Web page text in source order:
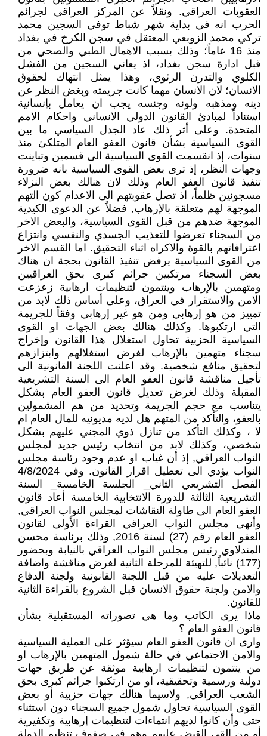
العقوبات العراقي. ونقلاً عن المركز العراقي لجرائم
الحرب انه في بداية شهر شباط توفي السجين محمد
تركي محمد الزوبعي المعتقل في سجن الكرخ في بغداد
منذ 16 عاماً؛ وذلك بسبب الاهمال الطبي والصحي من
قبل ادارة سجن بغداد، اذ يعاني السجين من الفشل
الكلوي والتدرن الرئوي، وهذا يمثل انتهاك لحقوق
الانسان؛ لان الانسان مهما كانت جريمته وبغض النظر عن
دينه ومذهبه ولونه وجنسه يجب ان يعامل بإنسانية
استناداً لمبادئ القانون الدولي الانساني واحكام الامم
المتحدة. وعلى أثر ذلك عاد الجدل السياسي ما بين
القوى السياسية بشأن قانون العفو العام المتلكئ منذ
سنوات، إذ انقسمت القوى السياسية الى قسمين وتباينت
وجهات النظر، إذ ترى بعض القوى السياسية بانه ضرورة
تنفيذ قانون العفو العام وذلك لان هنالك بعض النزلاء
مسجونين ظلماً، اذ تصل عقوبتهم الى الاعدام كون التهم
الموجهة لهم متعلقة بالإرهاب, فضلاً عن الدعوى الكيدية
الموجهة ضدهم من قبل القوى السياسية، والبعض الاخر
من السجناء تعرضوا للتعذيب الجسدي والنفسي وانتزاع
اعترافاتهم بالقوة والاكراه اثناء التحقيق. اما القسم الاخر
من القوى السياسية يرفض تنفيذ القانون بحجة ان هناك
بعض السجناء مرتكبين جرائم كبرى بحق العراقيين
ومتهمين بالإرهاب وينتمون لتنظيمات ارهابية زعزعت
الامن والاستقرار في العراق، وعلى أساس ذلك لابد من
تمييز من هو إرهابي ومن هو غير إرهابي وفقاً للجريمة
التي ارتكبوها. وكذلك هنالك بعض الجهات او القوى
السياسية الحزبية تحاول استغلال هذا القانون وإخراج
سجناء متهمين بالإرهاب لغرض استغلالهم وابتزازهم
لتحقيق منافع شخصية. وقد اعلنت اللجنة القانونية الى
تأجيل مناقشة قانون العفو العام الى السنة التشريعية
المقبلة وذلك لغرض تعديل قانون العفو العام بشكل
يتناسب مع حجم الجريمة وتحديد من هم المشمولين
بالعفو، والتأكد من المتهم هل لديه مديونيه للمال العام ام
لا ، وكذلك التأكد من تنازل ذوي المجني عليهم بشكل
شخصي، وكذلك لابد من انتخاب رئيس جديد لمجلس
النواب العراقي, إذ أن غياب او عدم وجود رئاسة مجلس
النواب يؤدي الى تعطيل اقرار القانون. وفي 4/8/2024
الفصل التشريعي الثاني_ الجلسة الخامسة_ السنة
التشريعية الثالثة للدورة الانتخابية الخامسة أعاد قانون
العفو العام الى طاولة النقاشات لمجلس النواب العراقي,
وأنهى مجلس النواب العراقي القراءة الأولى لقانون
العفو العام رقم (27) لسنة 2016, وذلك برئاسة محسن
المندلاوي رئيس مجلس النواب العراقي بالنيابة وبحضور
(177) نائباً, للتهيئة للمرحلة الثانية لغرض مناقشة واضافة
التعديلات عليه من قبل اللجنة القانونية ولجنة الدفاع
والامن ولجنة حقوق الانسان قبل الشروع بالقراءة الثانية
للقانون.
ماذا يرى الكاتب وما هي تصوراته المستقبلية بشأن
قانون العفو العام ؟
وارى ان قانون العفو العام سيؤثر على العملية السياسية
والامن الاجتماعي في حالة شمول المتهمين بالإرهاب او
من ينتمون لتنظيمات ارهابية موثقة عن طريق جهات
دولية ورسمية وتحقيقية، او من ارتكبوا جرائم كبرى بحق
الشعب العراقي, ولاسيما هنالك جهات حزبية أو بعض
القوى السياسية تحاول شمول جميع السجناء دون استثناء
حتى وأن كانوا لديهم انتماءات لتنظيمات إرهابية وتكفيرية